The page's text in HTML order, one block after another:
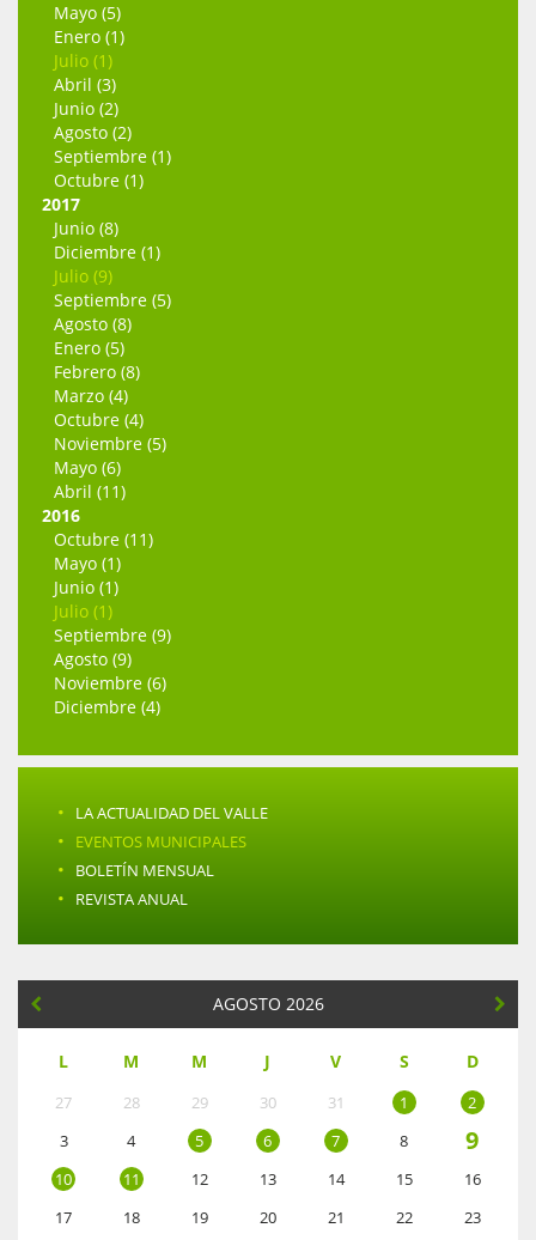
Mayo (5)
Enero (1)
Julio (1)
Abril (3)
Junio (2)
Agosto (2)
Septiembre (1)
Octubre (1)
2017
Junio (8)
Diciembre (1)
Julio (9)
Septiembre (5)
Agosto (8)
Enero (5)
Febrero (8)
Marzo (4)
Octubre (4)
Noviembre (5)
Mayo (6)
Abril (11)
2016
Octubre (11)
Mayo (1)
Junio (1)
Julio (1)
Septiembre (9)
Agosto (9)
Noviembre (6)
Diciembre (4)
· LA ACTUALIDAD DEL VALLE
· EVENTOS MUNICIPALES
· BOLETÍN MENSUAL
· REVISTA ANUAL
AGOSTO 2026
L M M J V S D
27 28 29 30 31 1
2
3
4 5 6 7 8 9
10 11 12 13 14 15
16
17
18 19 20 21 22 23